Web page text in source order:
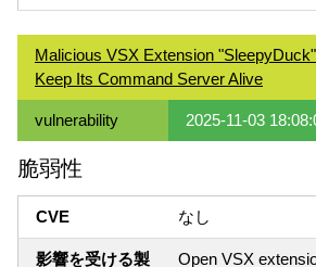
Malicious VSX Extension
Keep Its Command Server Alive
vulnerability 2025-11-03
脆弱性
CVE なし
影響を受ける製
Open VSX